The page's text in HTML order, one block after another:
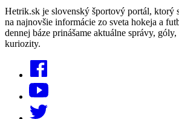
Hetrik.sk je slovenský športový portál, ktorý
na najnovšie informácie zo sveta hokeja a
dennej báze prinášame aktuálne správy,
kuriozity.